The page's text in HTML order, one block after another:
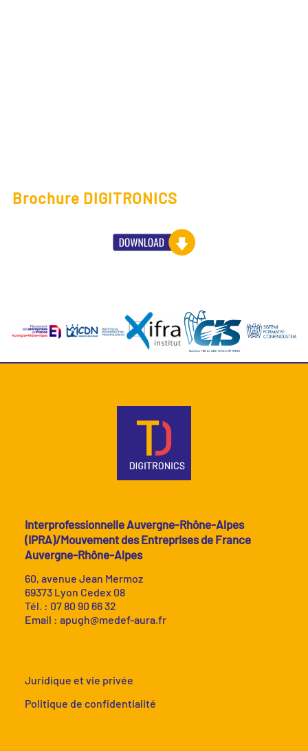
Brochure DIGITRONICS
Interprofessionnelle Auvergne-Rhône-Alpes
(IPRA)/Mouvement des Entreprises de France
Auvergne-Rhône-Alpes
60, avenue Jean Mermoz
69373 Lyon Cedex 08
Tél. : 07 80 90 66 32
Email : apugh@medef-aura.fr
Juridique et vie privée
Politique de confidentialité